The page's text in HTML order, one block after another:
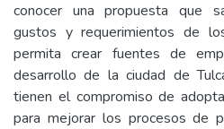
conocer una propuesta que
gustos y requerimientos de
permita crear fuentes de
desarrollo de la ciudad de
tienen el compromiso de
para mejorar los procesos de